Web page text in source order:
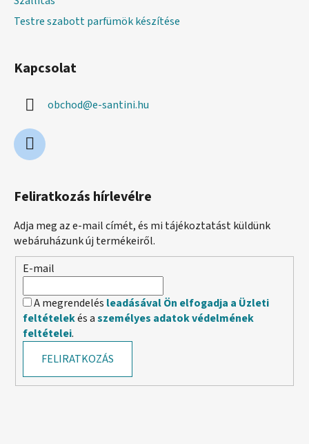
Testre szabott parfümök készítése
Kapcsolat
obchod@e-santini.hu
Feliratkozás hírlevélre
Adja meg az e-mail címét, és mi tájékoztatást küldünk
webáruházunk új termékeiről.
E-mail
A megrendelés leadásával Ön elfogadja a Üzleti
feltételekés aszemélyes adatok védelmének
feltételei.
FELIRATKOZÁS